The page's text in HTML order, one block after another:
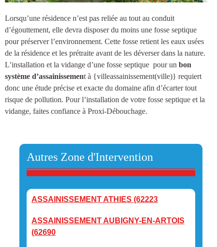
Lorsqu’une résidence n’est pas reliée au tout au conduit
d’égouttement, elle devra disposer du moins une fosse septique
pour préserver l’environnement. Cette fosse retient les eaux usées
de la résidence et les prétraite avant de les déverser dans la nature.
L’installation et la vidange d’une fosse septique pour un bon
système d’assainissement à {villeassainissement(ville)} requiert
donc une étude précise et exacte du domaine afin d’écarter tout
risque de pollution. Pour l’installation de votre fosse septique et la
vidange, faites confiance à Proxi-Débouchage.
Autres Zone d'Intervention
ASSAINISSEMENT ATHIES (62223
ASSAINISSEMENT AUBIGNY-EN-ARTOIS
(62690